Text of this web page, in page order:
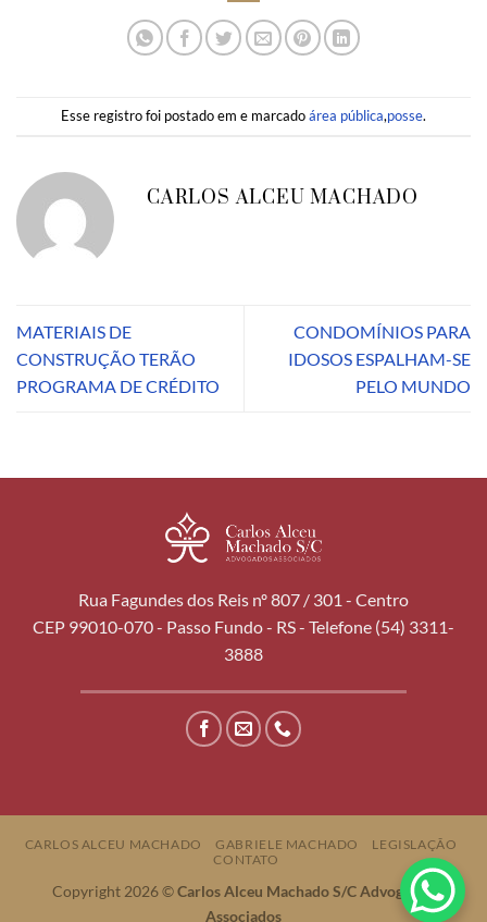
Esse registro foi postado em e marcadoárea pública,posse.
CARLOS ALCEU MACHADO
MATERIAIS DE
CONSTRUÇÃO TERÃO
PROGRAMA DE CRÉDITO
CONDOMÍNIOS PARA
IDOSOS ESPALHAM-SE
PELO MUNDO
Rua Fagundes dos Reis nº 807 / 301 - Centro
CEP 99010-070 - Passo Fundo - RS - Telefone (54) 3311-
3888
CARLOS ALCEU MACHADO GABRIELE MACHADO
LEGISLAÇÃO
CONTATO
Copyright 2026 ©Carlos Alceu Machado S/C Advogados
Associados